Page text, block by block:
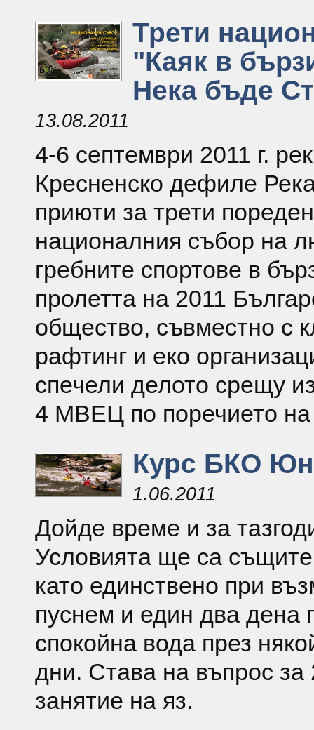
Трети
"Каяк в
Нека бъде
13.08.2011
4-6 септември 2011 г.
Кресненско дефиле
приюти за трети
националния събор на
гребните спортове в
пролетта на 2011
общество, съвместно с
рафтинг и еко
спечели делото срещу
4 МВЕЦ по поречието на
Курс БКО
1.06.2011
Дойде време и за
Условията ще са
като единствено при
пуснем и един два дена
спокойна вода през
дни. Става на въпрос за
занятие на яз.